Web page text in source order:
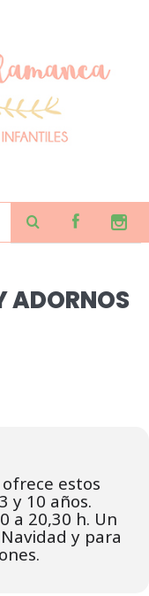
ADORNOS
estos
y 10 años.
a 20,30 h. Un
y para